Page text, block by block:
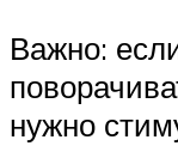
Важно:
нужно